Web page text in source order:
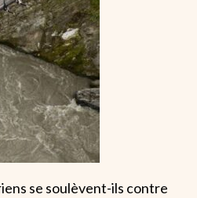
se soulèvent-ils contre